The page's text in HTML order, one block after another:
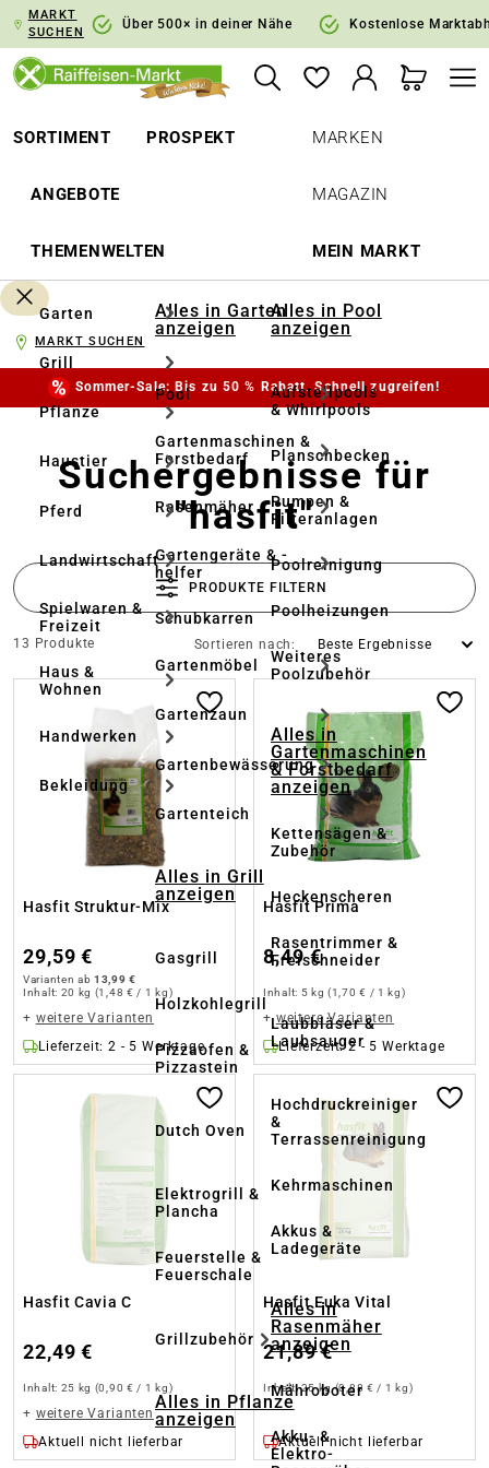
Zur Hauptnavigation springen
MARKT
SUCHEN
Über 500× in deiner Nähe Kostenlose
SORTIMENT PROSPEKT
ANGEBOTE
THEMENWELTEN
MARKEN
MAGAZIN
MEIN MARKT
Garten
Grill
Pflanze
Haustier
Pferd
Landwirtschaft
Spielwaren &
Freizeit
Haus &
Wohnen
Handwerken
Bekleidung
Alles in Garten
anzeigen
Pool
Gartenmaschinen &
Forstbedarf
Rasenmäher
Gartengeräte & -
helfer
Schubkarren
Gartenmöbel
Gartenzaun
Gartenbewässerung
Gartenteich
Alles in Grill
anzeigen
Gasgrill
Holzkohlegrill
Pizzaofen &
Pizzastein
Dutch Oven
Elektrogrill &
Plancha
Feuerstelle &
Feuerschale
Grillzubehör
Alles in Pflanze
anzeigen
Alles in Pool
anzeigen
Aufstellpools
& Whirlpools
Planschbecken
Pumpen &
Filteranlagen
Poolreinigung
Poolheizungen
Weiteres
Poolzubehör
Alles in
Gartenmaschinen
& Forstbedarf
anzeigen
Kettensägen &
Zubehör
Heckenscheren
Rasentrimmer &
Freischneider
Laubbläser &
Laubsauger
Hochdruckreiniger
&
Terrassenreinigung
Kehrmaschinen
Akkus &
Ladegeräte
Alles in
Rasenmäher
anzeigen
Mähroboter
Akku- &
Elektro-
MARKT SUCHEN
Sommer-Sale: Bis zu 50 % Rabatt. Schnell zugreifen!
Suchergebnisse für
"hasfit"
PRODUKTE FILTERN
13 Produkte Sortieren nach:
Hasfit Struktur-Mix
29,59 €
Varianten ab 13,99 €
Inhalt: 20 kg (1,48 € / 1 kg)
+ weitere Varianten
Lieferzeit: 2 - 5 Werktage
Hasfit Prima
8,49 €
Inhalt: 5 kg(1,70 € / 1 kg)
+weitere Varianten
Lieferzeit: 2 - 5 Werktage
Hasfit Cavia C
22,49 €
Inhalt: 25 kg (0,90 € / 1 kg)
+ weitere Varianten
Aktuell nicht lieferbar
Hasfit Euka Vital
21,89 €
Inhalt:25 kg(0,88 € / 1 kg)
Aktuell nicht lieferbar